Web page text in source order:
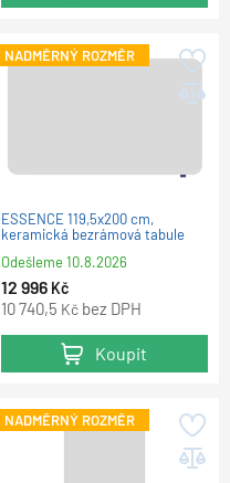
NADMĚRNÝ ROZMĚR
ESSENCE 119,5x200 cm,
keramická bezrámová tabule
Odešleme10.8.2026
12 996 Kč
10 740,5 Kč bez DPH
Koupit
NADMĚRNÝ ROZMĚR